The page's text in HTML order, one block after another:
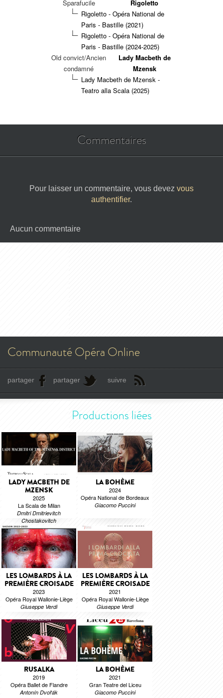
Sparafucile
Rigoletto
Rigoletto - Opéra National de
Paris - Bastille (2021)
Rigoletto - Opéra National de
Paris - Bastille (2024-2025)
Old convict/Ancien
condamné
Lady Macbeth de
Mzensk
Lady Macbeth de Mzensk -
Teatro alla Scala (2025)
Commentaires
Pour laisser un commentaire, vous devez vous
authentifier.
Aucun commentaire
Communauté Opéra Online
partager partager suivre
Productions liées
LADY MACBETH DE
MZENSK
2025
La Scala de Milan
Dmitri Dmitrievitch
Chostakovitch
LA BOHÈME
2024
Opéra National de Bordeaux
Giacomo Puccini
LES LOMBARDS À LA
PREMIÈRE CROISADE
2023
Opéra Royal Wallonie-Liège
Giuseppe Verdi
LES LOMBARDS À LA
PREMIÈRE CROISADE
2021
Opéra Royal Wallonie-Liège
Giuseppe Verdi
RUSALKA
2019
Opéra Ballet de Flandre
Antonín Dvořák
LA BOHÈME
2021
Gran Teatre del Liceu
Giacomo Puccini